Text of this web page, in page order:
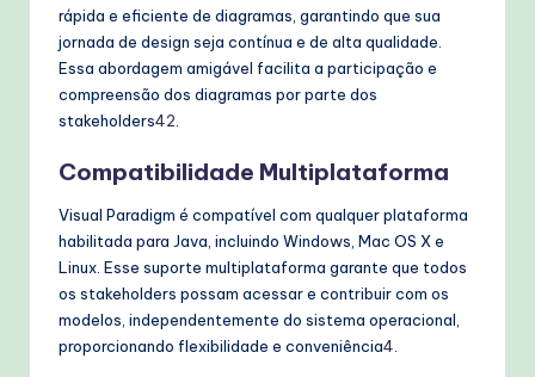
rápida e eficiente de diagramas, garantindo que sua
jornada de design seja contínua e de alta qualidade.
Essa abordagem amigável facilita a participação e
compreensão dos diagramas por parte dos
stakeholders42
Compatibilidade Multiplataforma
Visual Paradigm é compatível com qualquer plataforma
habilitada para Java, incluindo Windows, Mac OS X e
Linux. Esse suporte multiplataforma garante que todos
os stakeholders possam acessar e contribuir com os
modelos, independentemente do sistema operacional,
proporcionando flexibilidade e conveniência4